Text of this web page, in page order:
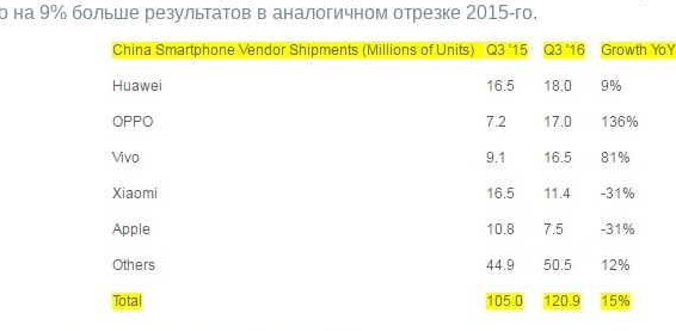
9% больше результатов в аналогичном отрезке 2015-го.